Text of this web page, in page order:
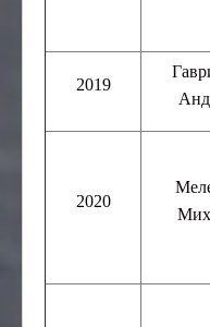
2019
2020